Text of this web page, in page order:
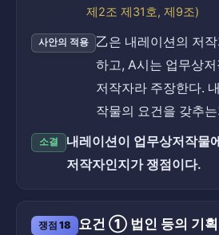
제2조 제31호, 제9조)
사안의 적용
乙은 내레이션의 저
하고, A시는 업무상
저작자라 주장한다.
작물의 요건을 갖추
소결
내레이션이 업무상저작물
저작자인지가 쟁점이다.
쟁점 18 요건 ① 법인 등의 기획